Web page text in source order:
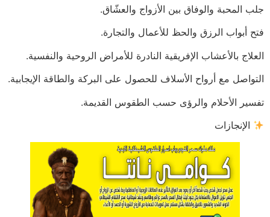
جلب المحبة والوفاق بين الأزواج والعشّاق.
فتح أبواب الرزق والحظ للأعمال والتجارة.
العلاج بالأعشاب الإفريقية النادرة للأمراض الروحية والنفسية.
التواصل مع أرواح الأسلاف للحصول على البركة والطاقة الإيجابية.
تفسير الأحلام والرؤى حسب الطقوس القديمة.
الإنجازات